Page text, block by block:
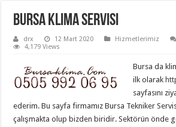
Bursa klima servisi
drx 12 Mart 2020 Hizmetlerimiz
4,179 Views
Bursa da
ilk olarak
sayfasını
ederim. Bu sayfa firmamız Bursa Tekniker
çalışmakta olup bizden biridir. Sektörün önde